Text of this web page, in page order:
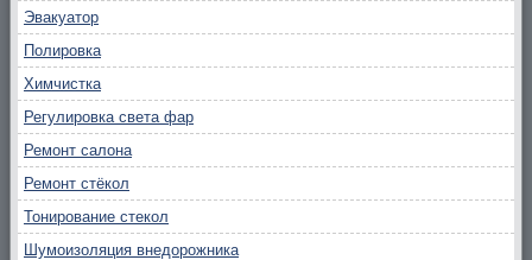
Эвакуатор
Полировка
Химчистка
Регулировка света фар
Ремонт салона
Ремонт стёкол
Тонирование стекол
Шумоизоляция внедорожника